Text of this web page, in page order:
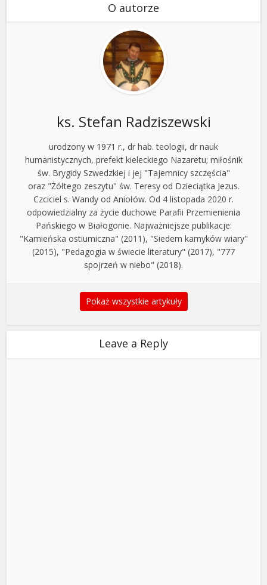
O autorze
ks. Stefan Radziszewski
urodzony w 1971 r., dr hab. teologii, dr nauk
humanistycznych, prefekt kieleckiego Nazaretu; miłośnik
św. Brygidy Szwedzkiej i jej "Tajemnicy szczęścia"
oraz "Żółtego zeszytu" św. Teresy od Dzieciątka Jezus.
Czciciel s. Wandy od Aniołów. Od 4 listopada 2020 r.
odpowiedzialny za życie duchowe Parafii Przemienienia
Pańskiego w Białogonie. Najważniejsze publikacje:
"Kamieńska ostiumiczna" (2011), "Siedem kamyków wiary"
(2015), "Pedagogia w świecie literatury" (2017), "777
spojrzeń w niebo" (2018).
Pokaż wszystkie artykuły
Leave a Reply